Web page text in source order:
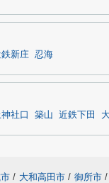
新庄 忍海
社口 築山 近鉄下田
/ 大和高田市 / 御所市 /